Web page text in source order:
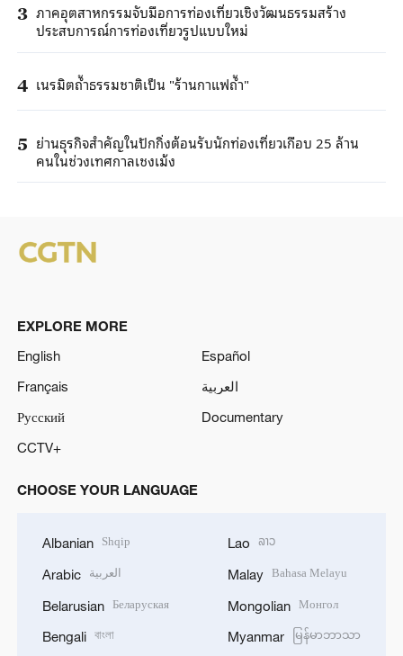
3 ภาคอุตสาหกรรมจับมือการท่องเที่ยวเชิงวัฒนธรรมสร้าง
ประสบการณ์การท่องเที่ยวรูปแบบใหม่
4 เนรมิตถ้ำธรรมชาติเป็น "ร้านกาแฟถ้ำ"
5 ย่านธุรกิจสำคัญในปักกิ่งต้อนรับนักท่องเที่ยวเกือบ 25 ล้าน
คนในช่วงเทศกาลเชงเม้ง
EXPLORE MORE
English
Español
Français
العربية
Русский
Documentary
CCTV+
CHOOSE YOUR LANGUAGE
Albanian Shqip
Arabic العربية
Belarusian Беларуская
Bengali বাংলা
Lao ລາວ
Malay Bahasa Melayu
Mongolian Монгол
Myanmar မြန်မာဘာသာ